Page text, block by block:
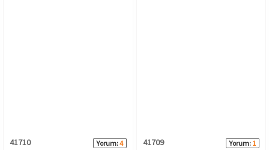
41710 Yorum:4 41709 Yorum: 1